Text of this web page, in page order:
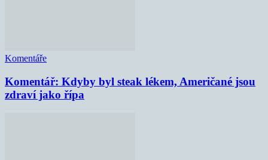
Komentáře
Komentář: Kdyby byl steak lékem, Američané jsou
zdraví jako řípa